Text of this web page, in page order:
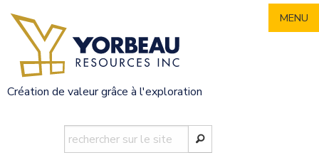
content
Création de valeur grâce à l'exploration
MENU